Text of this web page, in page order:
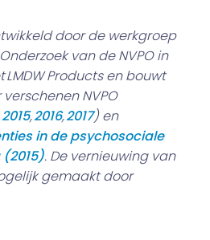
door de werkgroep
van de NVPO in
Products en bouwt
NVPO
2015,2016,2017) en
in de psychosociale
. De vernieuwing van
gemaakt door